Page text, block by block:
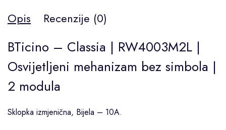
Opis Recenzije (0)
BTicino – Classia | RW4003M2L |
Osvijetljeni mehanizam bez simbola |
2 modula
Sklopka izmjenična, Bijela – 10A.